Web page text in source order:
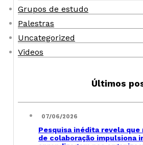
Grupos de estudo
Palestras
Uncategorized
Videos
Últimos
07/06/2026
Pesquisa inédita revela
de colaboração impulsiona